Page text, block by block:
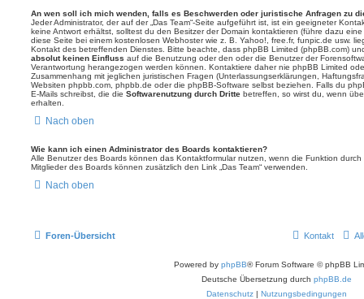
An wen soll ich mich wenden, falls es Beschwerden oder juristische Anfragen zu
Jeder Administrator, der auf der „Das Team“-Seite aufgeführt ist, ist ein geeigneter
keine Antwort erhältst, solltest du den Besitzer der Domain kontaktieren (führe dazu eine
diese Seite bei einem kostenlosen Webhoster wie z. B. Yahoo!, free.fr, funpic.de usw.
Kontakt des betreffenden Dienstes. Bitte beachte, dass phpBB Limited (phpBB.com)
absolut keinen Einfluss auf die Benutzung oder den oder die Benutzer der
Verantwortung herangezogen werden können. Kontaktiere daher nie phpBB Limited
Zusammenhang mit jeglichen juristischen Fragen (Unterlassungserklärungen,
Websiten phpbb.com, phpbb.de oder die phpBB-Software selbst beziehen. Falls du
E-Mails schreibst, die die Softwarenutzung durch Dritte betreffen, so wirst du, wenn
erhalten.
Nach oben
Wie kann ich einen Administrator des Boards kontaktieren?
Alle Benutzer des Boards können das Kontaktformular nutzen, wenn die Funktion
Mitglieder des Boards können zusätzlich den Link „Das Team“ verwenden.
Nach oben
Foren-Übersicht Kontakt
Powered by phpBB® Forum Software © phpBB
Deutsche Übersetzung durch phpBB.de
Datenschutz | Nutzungsbedingungen